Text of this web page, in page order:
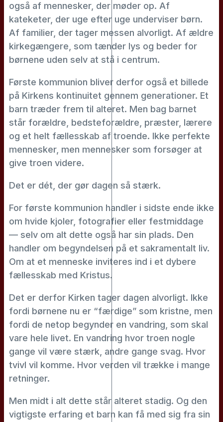
også af mennesker, der møder op. Af
kateketer, der uge efter uge underviser børn.
Af familier, der tager messen alvorligt. Af ældre
kirkegængere, som tænder lys og beder for
børnene uden selv at stå i centrum.
Første kommunion bliver derfor også et billede
på Kirkens kontinuitet gennem generationer. Et
barn træder frem til alteret. Men bag barnet
står forældre, bedsteforældre, præster, lærere
og et helt fællesskab af troende. Ikke perfekte
mennesker, men mennesker som forsøger at
give troen videre.
Det er dét, der gør dagen så stærk.
For første kommunion handler i sidste ende ikke
om hvide kjoler, fotografier eller festmiddage
— selv om alt dette også har sin plads. Den
handler om begyndelsen på et sakramentalt liv.
Om at et menneske inviteres ind i et dybere
fællesskab med Kristus.
Det er derfor Kirken tager dagen alvorligt. Ikke
fordi børnene nu er “færdige” som kristne, men
fordi de netop begynder en vandring, som skal
vare hele livet. En vandring hvor troen nogle
gange vil være stærk, andre gange svag. Hvor
tvivl vil komme. Hvor verden vil trække i mange
retninger.
Men midt i alt dette står alteret stadig. Og den
vigtigste erfaring et barn kan få med sig fra sin